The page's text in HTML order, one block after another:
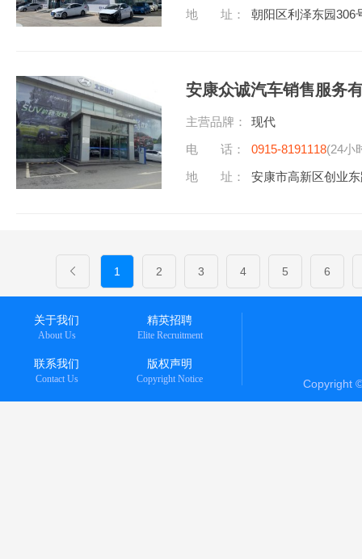
地 址： 朝阳区利泽东园306
安康众诚汽车销售服务
主营品牌：
现代
电 话：
0915-8191118(24小
地 址：
安康市高新区创业
1 2 3 4 5 6
关于我们
About Us
精英招聘
Elite Recruitment
联系我们
Contact Us
版权声明
Copyright Notice Copyright